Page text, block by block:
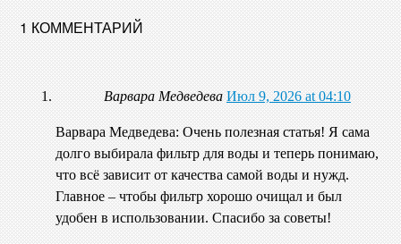
1 КОММЕНТАРИЙ
Варвара Медведева Июл 9, 2026 at 04:10
Варвара Медведева: Очень полезная статья! Я сама
долго выбирала фильтр для воды и теперь понимаю,
что всё зависит от качества самой воды и нужд.
Главное – чтобы фильтр хорошо очищал и был
удобен в использовании. Спасибо за советы!